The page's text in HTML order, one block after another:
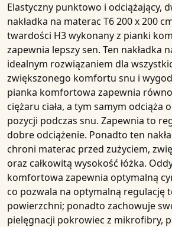
Elastyczny punktowo i odciążający,
nakładka na materac T6200 x 200
twardości H3wykonany z pianki
zapewnia lepszy sen. Ten nakładka
idealnym rozwiązaniem dla
zwiększonego komfortu snu i
pianka komfortowa zapewnia
ciężaru ciała, a tym samym odciąża
pozycji podczas snu. Zapewnia to
dobre odciążenie. Ponadto ten
chroni materac przed zużyciem,
oraz całkowitą wysokość łóżka.
komfortowa zapewnia optymalną
co pozwala na optymalną regulację
powierzchni; ponadto zachowuje
pielęgnacji pokrowiec z mikrofibry,